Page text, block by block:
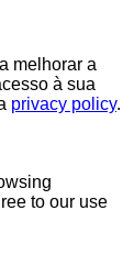
melhorar a
à sua
privacy policy.
to our use